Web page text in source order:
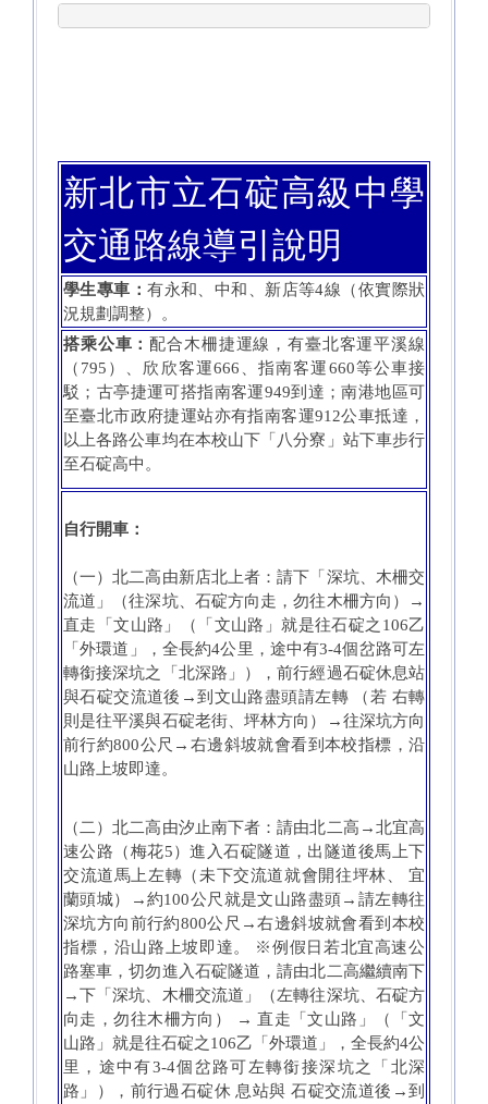
新北市立石碇高級中學
交通路線導引說明
學生專車：有永和、中和、新店等4線（依實際狀
況規劃調整）。
搭乘公車： 配合木柵捷運線，有臺北客運平溪線
（795）、欣欣客運666、指南客運660等公車接
駁；古亭捷運可搭指南客運949到達；南港地區可
至臺北市政府捷運站亦有指南客運912公車抵達，
以上各路公車均在本校山下「八分寮」站下車步行
至石碇高中。
自行開車：
（一）北二高由新店北上者：請下「深坑、木柵交
流道」（往深坑、石碇方向走，勿往木柵方向）→
直走「文山路」（「文山路」就是往石碇之106乙
「外環道」，全長約4公里，途中有3-4個岔路可左
轉銜接深坑之「北深路」），前行經過石碇休息站
與石碇交流道後→到文山路盡頭請左轉 （若 右轉
則是往平溪與石碇老街、坪林方向）→往深坑方向
前行約800公尺→右邊斜坡就會看到本校指標，沿
山路上坡即達。
（二）北二高由汐止南下者：請由北二高→北宜高
速公路（梅花5）進入石碇隧道，出隧道後馬上下
交流道馬上左轉（未下交流道就會開往坪林、 宜
蘭頭城）→約100公尺就是文山路盡頭→請左轉往
深坑方向前行約800公尺→右邊斜坡就會看到本校
指標，沿山路上坡即達。 ※例假日若北宜高速公
路塞車，切勿進入石碇隧道，請由北二高繼續南下
→下「深坑、木柵交流道」（左轉往深坑、石碇方
向走，勿往木柵方向） → 直走「文山路」（「文
山路」就是往石碇之106乙「外環道」，全長約4公
里，途中有3-4個岔路可左轉銜接深坑之「北深
路」），前行過石碇休 息站與 石碇交流道後→到